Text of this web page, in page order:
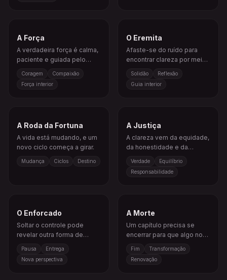
A Força
A verdadeira força é calma,
paciente e guiada pelo
Coragem
Compaixão
Força interior
O Eremita
Afaste-se do ruído para
encontrar clareza por meio
Solidão
Reflexão
Guia interior
A Roda da Fortuna
A vida está mudando, e um
novo ciclo começa a girar.
Mudança Ciclos Destino
A Justiça
A clareza vem da equidade,
da honestidade e da
compreensão de causa e
Verdade
Equilíbrio
Responsabilidade
O Enforcado
Soltar o controle pode
revelar outra forma de
Pausa
Entrega
Nova perspectiva
A Morte
Um capítulo precisa se
encerrar para que algo novo
Fim
Transformação
Renovação